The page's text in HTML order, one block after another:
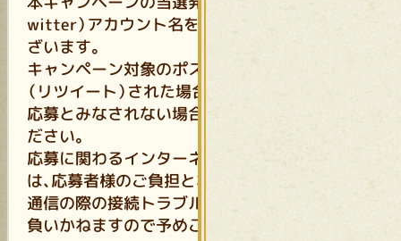
witter）アカウント名を使用・公表する場合がご
ざいます。
キャンペーン対象のポスト（投稿）を引用ポスト
（リツイート）された場合、X（Twitter）の仕様上
応募とみなされない場合がございます、ご注意く
ださい。
応募に関わるインターネットの通信料や接続料
は、応募者様のご負担となります。
通信の際の接続トラブルにつきましては、責任を
負いかねますので予めご了承ください。